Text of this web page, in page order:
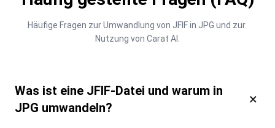
Häufige Fragen zur Umwandlung von JFIF in JPG und zur
Nutzung von Carat AI.
Was ist eine JFIF-Datei und warum in
JPG umwandeln?
×